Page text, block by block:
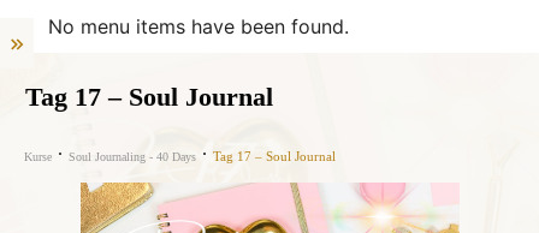
No menu items have been found.
Tag 17 – Soul Journal
Kurse Soul Journaling - 40 Days Tag 17 – Soul Journal